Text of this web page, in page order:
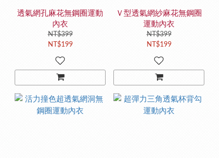
透氣網孔麻花無鋼圈運動
內衣
NT$399
NT$199
Ｖ型透氣網紗麻花無鋼圈
運動內衣
NT$399
NT$199